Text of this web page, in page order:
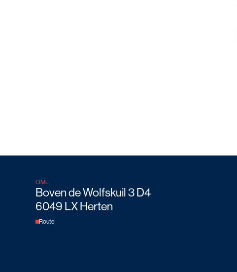
OML
Boven de Wolfskuil 3 D4
6049 LX Herten
Route